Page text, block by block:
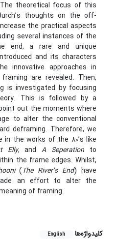
theoretical focus of this
thoughts on the off-
the practical aspects
several instances of the
end, a rare and unique
and its characters
innovative approaches in
are revealed. Then,
is investigated by focusing
This is followed by a
out the moments where
to alter the conventional
deframing. Therefore, we
in the works of the 80’s like
Elly, andA Seperation to
the frame edges. Whilst,
(The River’s End) have
an effort to alter the
of framing.
کلیدواژه‌ها English